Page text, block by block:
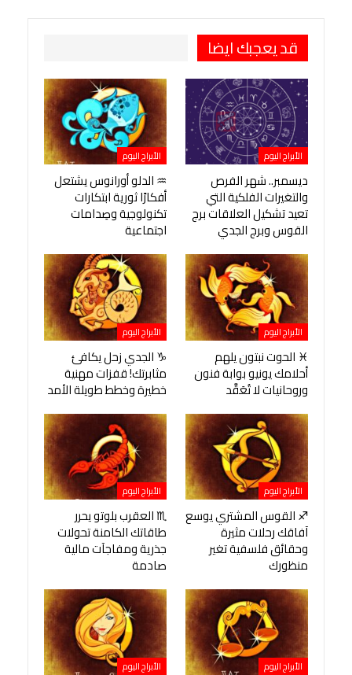
قد يعجبك ايضا
الأبراج اليوم
ديسمبر.. شهر الفرص
والتغيرات الفلكية التي
تعيد تشكيل العلاقات برج
القوس وبرج الجدي
الأبراج اليوم
♒ الدلو أورانوس يشتعل
أفكارًا ثورية ابتكارات
تكنولوجية وصِدامات
اجتماعية
الأبراج اليوم
♓ الحوت نبتون يلهم
أحلامك يونيو بوابة فنون
وروحانيات لا تُعَقَّد
الأبراج اليوم
♑ الجدي زحل يكافئ
مثابرتك! قفزات مهنية
خطيرة وخطط طويلة الأمد
الأبراج اليوم
♐ القوس المشتري يوسع
آفاقك رحلات مثيرة
وحقائق فلسفية تغير
منظورك
الأبراج اليوم
♏ العقرب بلوتو يحرر
طاقاتك الكامنة تحولات
جذرية ومفاجآت مالية
صادمة
الأبراج اليوم الأبراج اليوم